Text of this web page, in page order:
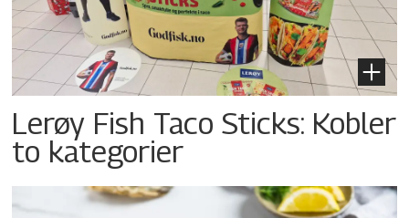
Lerøy Fish Taco Sticks: Kobler
to kategorier